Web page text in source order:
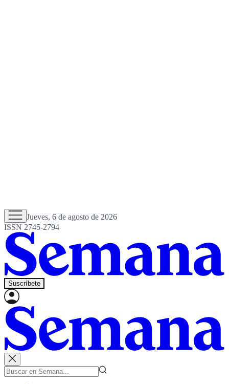
Jueves, 6 de agosto de 2026
ISSN 2745-2794
Suscríbete